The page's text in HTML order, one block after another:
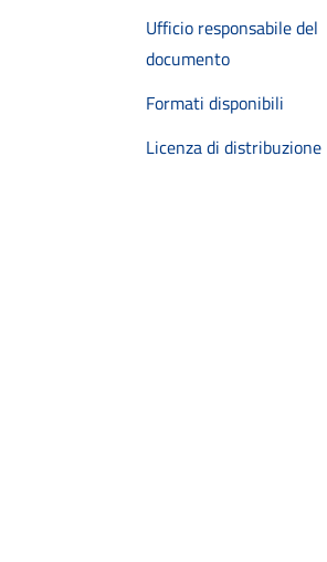
Ufficio responsabile del
documento
Formati disponibili
Licenza di distribuzione